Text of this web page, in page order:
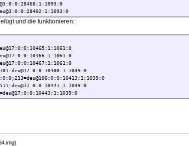
und die funktionieren: